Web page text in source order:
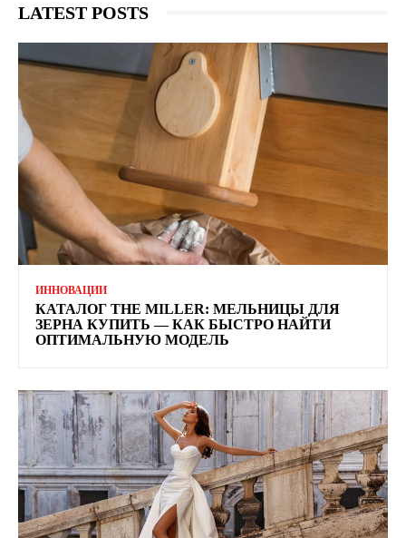
LATEST POSTS
ИННОВАЦИИ
КАТАЛОГ THE MILLER: МЕЛЬНИЦЫ ДЛЯ
ЗЕРНА КУПИТЬ — КАК БЫСТРО НАЙТИ
ОПТИМАЛЬНУЮ МОДЕЛЬ